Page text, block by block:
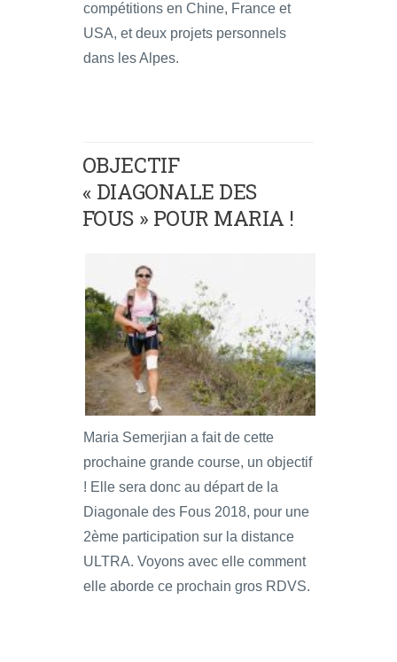
compétitions en Chine, France et
USA, et deux projets personnels
dans les Alpes.
OBJECTIF
« DIAGONALE DES
FOUS » POUR MARIA !
Maria Semerjian a fait de cette
prochaine grande course, un objectif
! Elle sera donc au départ de la
Diagonale des Fous 2018, pour une
2ème participation sur la distance
ULTRA. Voyons avec elle comment
elle aborde ce prochain gros RDVS.